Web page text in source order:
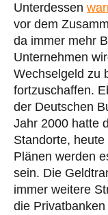
Unterdessen
vor dem
da immer mehr
Unternehmen
Wechselgeld zu
fortzuschaffen.
der Deutschen
Jahr 2000 hatte
Standorte,
Plänen werden
sein. Die
immer weitere
die